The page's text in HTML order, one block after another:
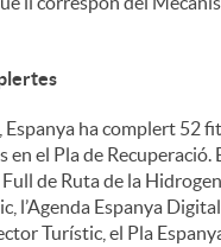
Espanya ha complert 52
en el Pla de Recuperació.
de Ruta de la
l’Agenda Espanya
Turístic, el Pla